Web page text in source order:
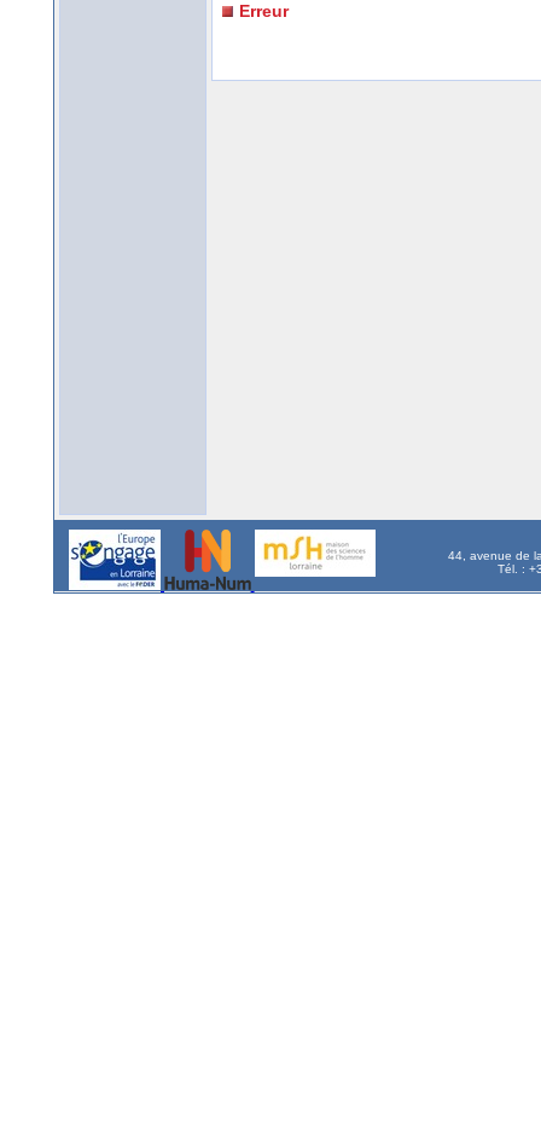
Erreur
44, avenue de
Tél. :